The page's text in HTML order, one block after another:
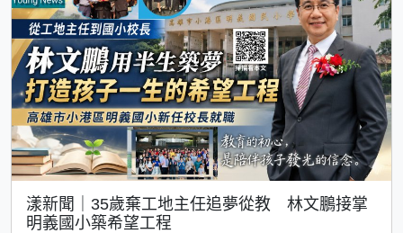
漾新聞｜35歲棄工地主任追夢從教 林文鵬接掌
明義國小築希望工程